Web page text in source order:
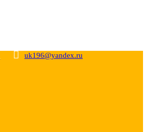
uk196@yandex.ru